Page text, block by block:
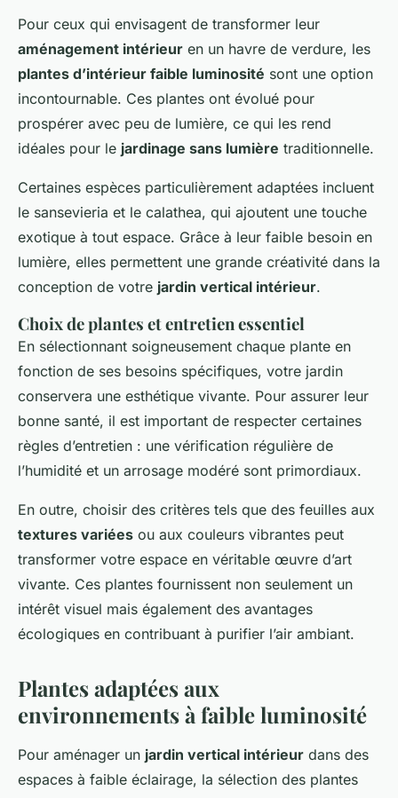
Pour ceux qui envisagent de transformer leur
aménagement intérieur en un havre de verdure, les
plantes d’intérieur faible luminosité sont une option
incontournable. Ces plantes ont évolué pour
prospérer avec peu de lumière, ce qui les rend
idéales pour le jardinage sans lumière traditionnelle.
Certaines espèces particulièrement adaptées incluent
le sansevieria et le calathea, qui ajoutent une touche
exotique à tout espace. Grâce à leur faible besoin en
lumière, elles permettent une grande créativité dans la
conception de votre jardin vertical intérieur.
Choix de plantes et entretien essentiel
En sélectionnant soigneusement chaque plante en
fonction de ses besoins spécifiques, votre jardin
conservera une esthétique vivante. Pour assurer leur
bonne santé, il est important de respecter certaines
règles d’entretien : une vérification régulière de
l’humidité et un arrosage modéré sont primordiaux.
En outre, choisir des critères tels que des feuilles aux
textures variées ou aux couleurs vibrantes peut
transformer votre espace en véritable œuvre d’art
vivante. Ces plantes fournissent non seulement un
intérêt visuel mais également des avantages
écologiques en contribuant à purifier l’air ambiant.
Plantes adaptées aux
environnements à faible luminosité
Pour aménager un jardin vertical intérieur dans des
espaces à faible éclairage, la sélection des plantes